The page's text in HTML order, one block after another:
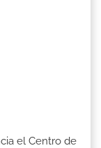
el Centro de